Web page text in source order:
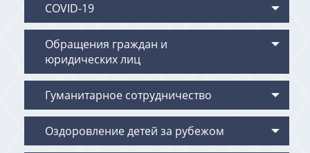
COVID-19
Обращения граждан и
юридических лиц
Гуманитарное сотрудничество
Оздоровление детей за рубежом